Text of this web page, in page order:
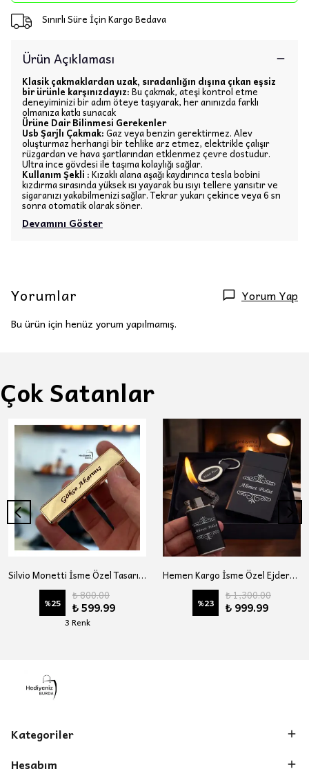
Sınırlı Süre İçin Kargo Bedava
Ürün Açıklaması
Klasik çakmaklardan uzak, sıradanlığın dışına çıkan eşsiz
bir ürünle karşınızdayız:Bu çakmak, ateşi kontrol etme
deneyiminizi bir adım öteye taşıyarak, her anınızda farklı
olmanıza katkı sunacak
Ürüne Dair Bilinmesi Gerekenler
Usb Şarjlı Çakmak:Gaz veya benzin gerektirmez. Alev
oluşturmaz herhangi bir tehlike arz etmez, elektrikle çalışır
rüzgardan ve hava şartlarından etklenmez çevre dostudur.
Ultra ince gövdesi ile taşıma kolaylığı sağlar.
Kullanım Şekli :Kızaklı alana aşağı kaydırınca tesla bobini
kızdırma sırasında yüksek ısı yayarak bu ısıyı tellere yansıtır ve
sigaranızı yakabilmenizi sağlar. Tekrar yukarı çekince veya 6 sn
sonra otomatik olarak söner.
Devamını Göster
Yorumlar Yorum Yap
Bu ürün için henüz yorum yapılmamış.
Çok Satanlar
Silvio Monetti İsme Özel Tasarım Usb Şarjlı Çakmak (Antrasit)
%25
₺ 800.00
₺ 599.99
3 Renk
Hemen Kargo İsme Özel Ejderha Alevli Çakmak Anahtarlık Sıgara Kutusu Lüks Hediye Seti
%23
₺ 1,300.00
₺ 999.99
Kategoriler
Hesabım